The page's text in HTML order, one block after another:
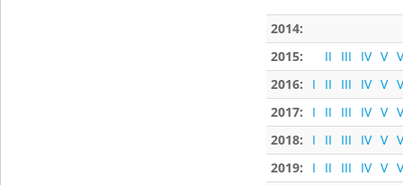
2014:
2015:
II III IV V
2016:
I II III IV V
2017:
I II III IV V
2018:
I II III IV V
2019:
I II III IV V